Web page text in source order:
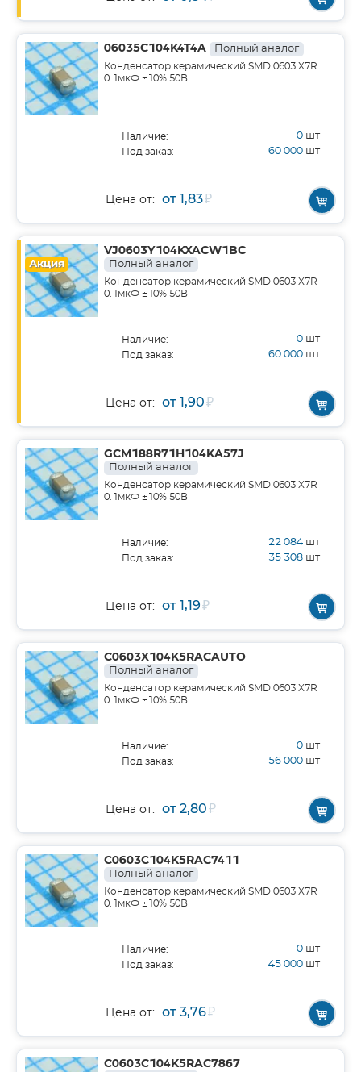
06035C104K4T4A Полный аналог
Конденсатор керамический SMD 0603 X7R
0.1мкФ ±10% 50В
Наличие: 0 шт
Под заказ: 60 000 шт
Цена от: от 1,83₽
Акция
VJ0603Y104KXACW1BC
Полный аналог
Конденсатор керамический SMD 0603 X7R
0.1мкФ ±10% 50В
Наличие: 0 шт
Под заказ: 60 000 шт
Цена от: от 1,90₽
GCM188R71H104KA57J
Полный аналог
Конденсатор керамический SMD 0603 X7R
0.1мкФ ±10% 50В
Наличие: 22 084 шт
Под заказ: 35 308 шт
Цена от: от 1,19₽
C0603X104K5RACAUTO
Полный аналог
Конденсатор керамический SMD 0603 X7R
0.1мкФ ±10% 50В
Наличие: 0 шт
Под заказ: 56 000 шт
Цена от: от 2,80₽
C0603C104K5RAC7411
Полный аналог
Конденсатор керамический SMD 0603 X7R
0.1мкФ ±10% 50В
Наличие: 0 шт
Под заказ: 45 000 шт
Цена от: от 3,76₽
C0603C104K5RAC7867